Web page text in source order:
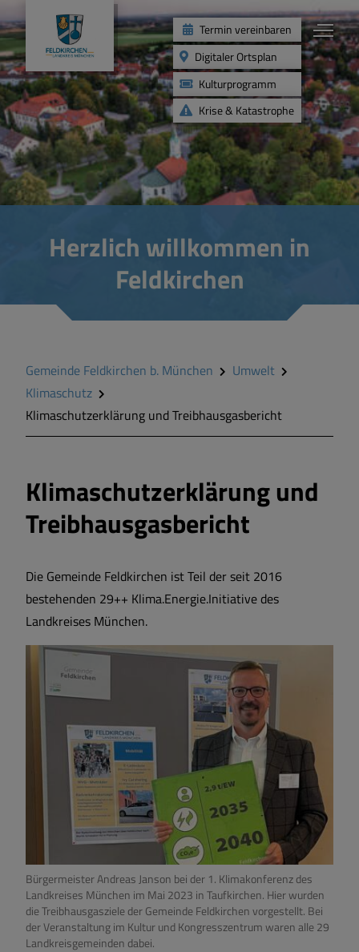
Termin vereinbaren
Digitaler Ortsplan
Kulturprogramm
Krise & Katastrophe
Umwelt
Grünordnung & Umweltschutz
Klimaschutz
Herzlich willkommen in
Feldkirchen
Gemeinde Feldkirchen b. München
Umwelt
Klimaschutz
Klimaschutzerklärung und Treibhausgasbericht
Klimaschutzerklärung und
Treibhausgasbericht
Die Gemeinde Feldkirchen ist Teil der seit 2016
bestehenden 29++ Klima.Energie.Initiative des
Landkreises München.
Bürgermeister Andreas Janson bei der 1. Klimakonferenz des
Landkreises München im Mai 2023 in Taufkirchen. Hier wurden
die Treibhausgasziele der Gemeinde Feldkirchen vorgestellt. Bei
der Veranstaltung im Kultur und Kongresszentrum waren alle 29
Landkreisgemeinden dabei.